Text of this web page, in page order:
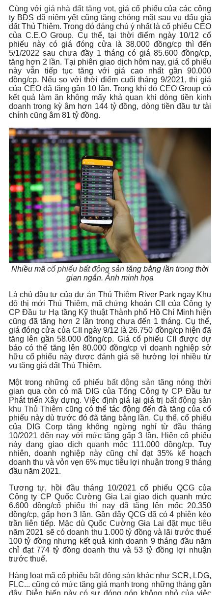
Cùng với giá nhà đất tăng vọt, giá cổ phiếu của các công
ty BĐS đã niêm yết cũng tăng chóng mặt sau vụ đấu giá
đất Thủ Thiêm. Trong đó đáng chú ý nhất là cổ phiếu CEO
của C.E.O Group. Cụ thể, tại thời điểm ngày 10/12 cổ
phiếu này có giá đóng cửa là 38.000 đồng/cp thì đến
5/1/2022 sau chưa đầy 1 tháng có giá 85.600 đồng/cp,
tăng hơn 2 lần. Tại phiên giao dịch hôm nay, giá cổ phiếu
này vẫn tiếp tục tăng với giá cao nhất gần 90.000
đồng/cp. Nếu so với thời điểm cuối tháng 9/2021, thị giá
của CEO đã tăng gần 10 lần. Trong khi đó CEO Group có
kết quả làm ăn không mấy khả quan khi dòng tiền kinh
doanh trong kỳ âm hơn 144 tỷ đồng, dòng tiền đầu tư tài
chính cũng âm 81 tỷ đồng.
Nhiều mã cổ phiếu bất động sản tăng bằng lần trong thời
gian ngắn. Ảnh minh họa
Là chủ đầu tư của dự án Thủ Thiêm River Park ngay Khu
đô thị mới Thủ Thiêm, mã chứng khoán CII của Công ty
CP Đầu tư Hạ tầng Kỹ thuật Thành phố Hồ Chí Minh hiện
cũng đã tăng hơn 2 lần trong chưa đến 1 tháng. Cụ thể,
giá đóng cửa của CII ngày 9/12 là 26.750 đồng/cp hiện đã
tăng lên gần 58.000 đồng/cp. Giá cổ phiếu CII được dự
báo có thể tăng lên 80.000 đồng/cp vì doanh nghiệp sở
hữu cổ phiếu này được đánh giá sẽ hưởng lợi nhiều từ
vụ tăng giá đất Thủ Thiêm.
Một trong những cổ phiếu bất động sản tăng nóng thời
gian qua còn có mã DIG của Tổng Công ty CP Đầu tư
Phát triển Xây dựng. Việc định giá lại giá trị bất động sản
khu Thủ Thiêm cũng có thể tác động đến đà tăng của cổ
phiếu này dù trước đó đã tăng bằng lần. Cụ thể, cổ phiếu
của DIG Corp tăng không ngừng nghỉ từ đầu tháng
10/2021 đến nay với mức tăng gấp 3 lần. Hiện cổ phiếu
này đang giao dịch quanh mốc 111.000 đồng/cp. Tuy
nhiên, doanh nghiệp này cũng chỉ đạt 35% kế hoạch
doanh thu và vỏn vẹn 6% mục tiêu lợi nhuận trong 9 tháng
đầu năm 2021.
Tương tự, hồi đầu tháng 10/2021 cổ phiếu QCG của
Công ty CP Quốc Cường Gia Lai giao dịch quanh mức
6.600 đồng/cổ phiếu thì nay đã tăng lên mốc 20.350
đồng/cp, gấp hơn 3 lần. Gần đây QCG đã có 4 phiên kéo
trần liên tiếp. Mặc dù Quốc Cường Gia Lai đặt mục tiêu
năm 2021 sẽ có doanh thu 1.000 tỷ đồng và lãi trước thuế
100 tỷ đồng nhưng kết quả kinh doanh 9 tháng đầu năm
chỉ đạt 774 tỷ đồng doanh thu và 53 tỷ đồng lợi nhuận
trước thuế.
Hàng loạt mã cổ phiếu bất động sản khác như SCR, LDG,
FLC... cũng có mức tăng giá mạnh trong những tháng gần